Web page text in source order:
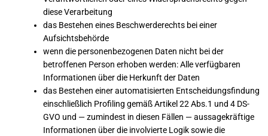
diese Verarbeitung
das Bestehen eines Beschwerderechts bei einer
Aufsichtsbehörde
wenn die personenbezogenen Daten nicht bei der
betroffenen Person erhoben werden: Alle verfügbaren
Informationen über die Herkunft der Daten
das Bestehen einer automatisierten Entscheidungsfindung
einschließlich Profiling gemäß Artikel 22 Abs.1 und 4 DS-
GVO und — zumindest in diesen Fällen — aussagekräftige
Informationen über die involvierte Logik sowie die